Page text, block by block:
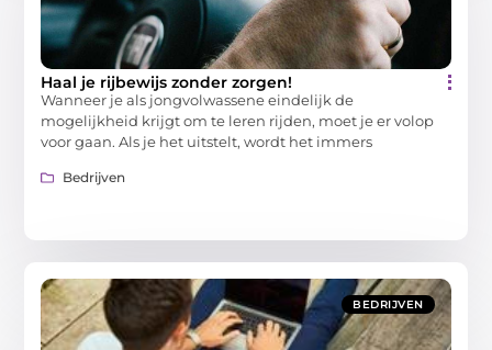
Haal je rijbewijs zonder zorgen!
Wanneer je als jongvolwassene eindelijk de
mogelijkheid krijgt om te leren rijden, moet je er volop
voor gaan. Als je het uitstelt, wordt het immers
Bedrijven
BEDRIJVEN